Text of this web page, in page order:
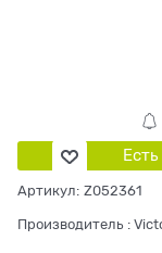
Артикул: Z052361
Производитель :